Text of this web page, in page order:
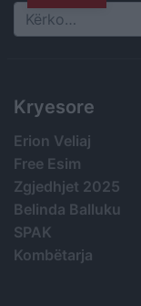
Search
Kryesore
Erion Veliaj
Free Esim
Zgjedhjet 2025
Belinda Balluku
SPAK
Kombëtarja